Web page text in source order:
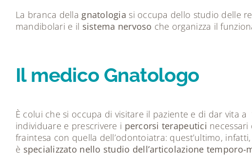
La branca della gnatologia si occupa dello studio delle
mandibolari e il sistema nervoso che organizza il
Il medico Gnatologo
È colui che si occupa di visitare il paziente e di dar vita a
individuare e prescrivere i percorsi terapeutici
fraintesa con quella dell’odontoiatra: quest’ultimo,
è specializzato nello studio dell’articolazione temporo-